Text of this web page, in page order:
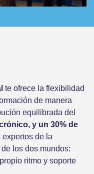
te ofrece la flexibilidad
de manera
equilibrada del
y un 30% de
expertos de la
los dos mundos:
ritmo y soporte